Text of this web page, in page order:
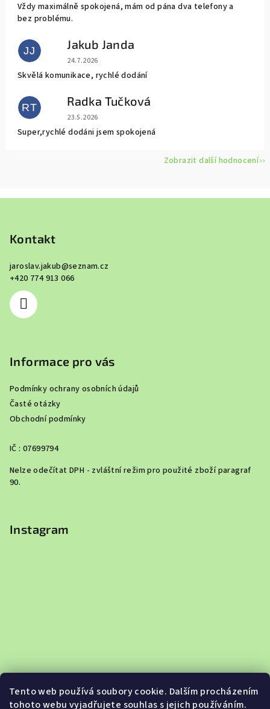
Tento web používá soubory cookie. Dalším procházením
tohoto webu vyjadřujete souhlas s jejich používáním.
Vždy maximálně spokojená, mám od pána dva telefony a
bez problému.
JJ Jakub Janda
Hodnocení obchodu je 5 z 5 hvězdiček.
24.7.2026
Skvělá komunikace, rychlé dodání
RT Radka Tučková
Hodnocení obchodu je 5 z 5 hvězdiček.
23.5.2026
Super,rychlé dodáni jsem spokojená
Zobrazit další hodnocení
Kontakt
jaroslav.jakub@seznam.cz
+420 774 913 066
Informace pro vás
Podmínky ochrany osobních údajů
Časté otázky
Obchodní podmínky
IČ : 07699794
Nelze odečítat DPH - zvláštní režim pro použité zboží paragraf
90.
Instagram